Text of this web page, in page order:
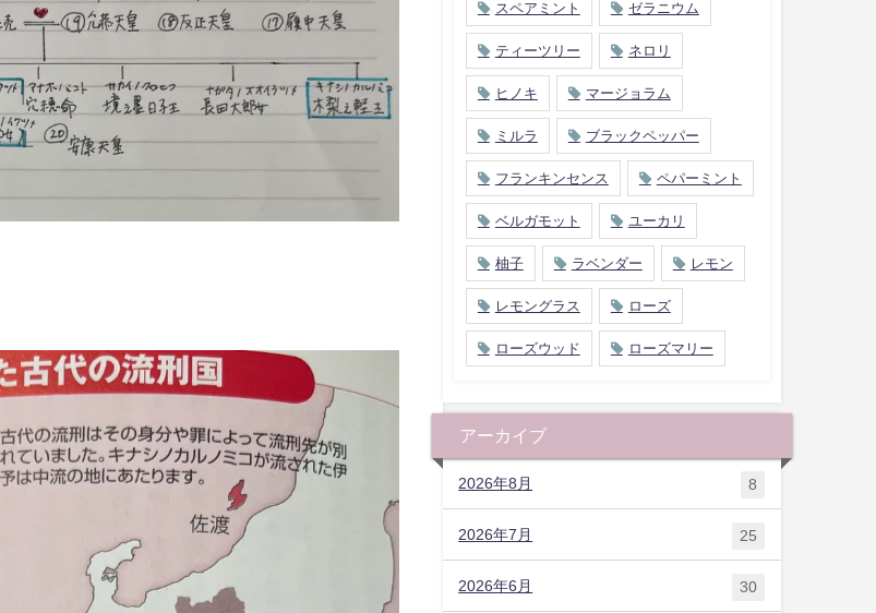
スペアミント ゼラニウム
ティーツリー ネロリ
ヒノキ マージョラム
ミルラ ブラックペッパー
フランキンセンス ペパーミント
ベルガモット ユーカリ
柚子 ラベンダー レモン
レモングラス ローズ
ローズウッド ローズマリー
アーカイブ
2026年8月 8
2026年7月 25
2026年6月 30